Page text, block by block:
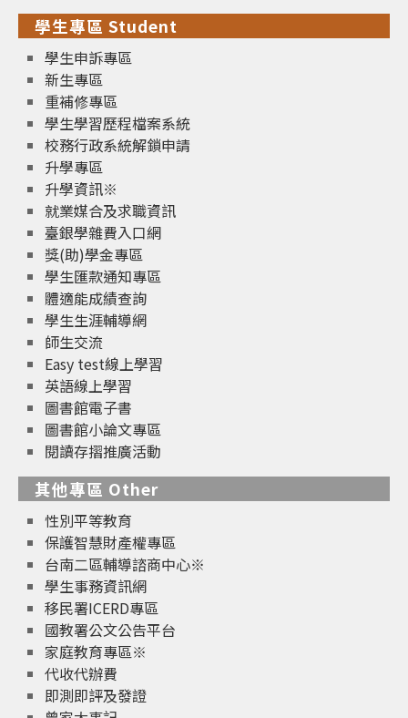
學生專區 Student
學生申訴專區
新生專區
重補修專區
學生學習歷程檔案系統
校務行政系統解鎖申請
升學專區
升學資訊※
就業媒合及求職資訊
臺銀學雜費入口網
獎(助)學金專區
學生匯款通知專區
體適能成績查詢
學生生涯輔導網
師生交流
Easy test線上學習
英語線上學習
圖書館電子書
圖書館小論文專區
閱讀存摺推廣活動
其他專區 Other
性別平等教育
保護智慧財產權專區
台南二區輔導諮商中心※
學生事務資訊網
移民署ICERD專區
國教署公文公告平台
家庭教育專區※
代收代辦費
即測即評及發證